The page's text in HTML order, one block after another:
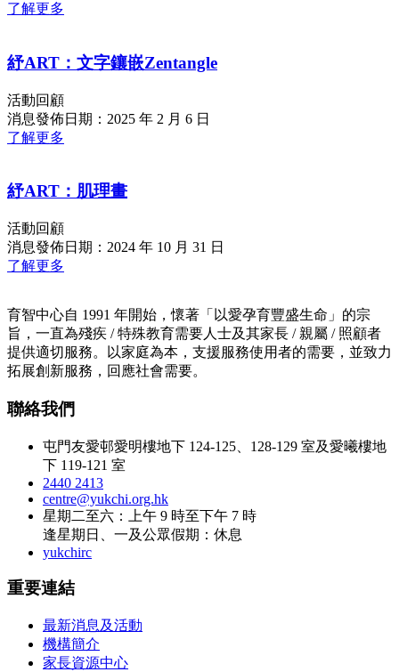
了解更多
紓ART：文字鑲嵌Zentangle
活動回顧
消息發佈日期：2025 年 2 月 6 日
了解更多
紓ART：肌理畫
活動回顧
消息發佈日期：2024 年 10 月 31 日
了解更多
育智中心自 1991 年開始，懷著「以愛孕育豐盛生命」的宗
旨，一直為殘疾 / 特殊教育需要人士及其家長 / 親屬 / 照顧者
提供適切服務。以家庭為本，支援服務使用者的需要，並致力
拓展創新服務，回應社會需要。
聯絡我們
屯門友愛邨愛明樓地下 124-125、128-129 室及愛曦樓地
下 119-121 室
2440 2413
centre@yukchi.org.hk
星期二至六：上午 9 時至下午 7 時
逢星期日、一及公眾假期：休息
yukchirc
重要連結
最新消息及活動
機構簡介
家長資源中心